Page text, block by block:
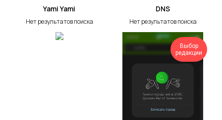
Yami Yami
Нет результатов поиска
DNS
Нет результатов поиска
Выбор
редакции